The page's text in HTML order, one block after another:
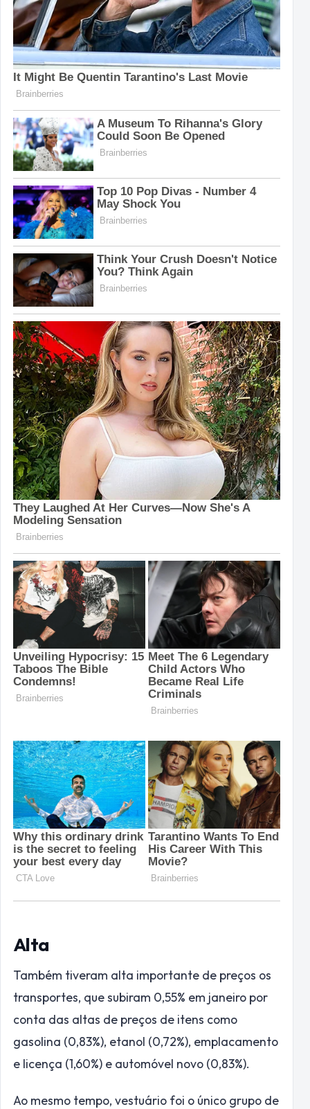
Alta
Também tiveram alta importante de preços os
transportes, que subiram 0,55% em janeiro por
conta das altas de preços de itens como
gasolina (0,83%), etanol (0,72%), emplacamento
e licença (1,60%) e automóvel novo (0,83%).
Ao mesmo tempo, vestuário foi o único grupo de